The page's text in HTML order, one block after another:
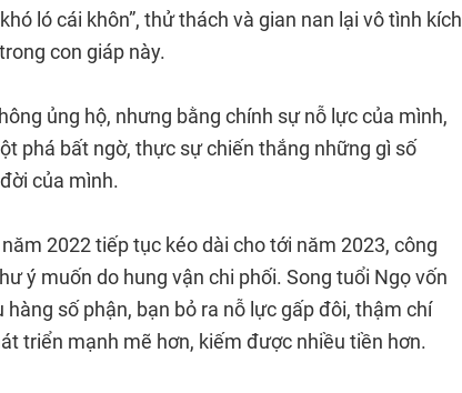
ló cái khôn”, thử thách và gian nan lại vô tình kích
con giáp này.
ủng hộ, nhưng bằng chính sự nỗ lực của mình,
phá bất ngờ, thực sự chiến thắng những gì số
của mình.
2022 tiếp tục kéo dài cho tới năm 2023, công
ý muốn do hung vận chi phối. Song tuổi Ngọ vốn
số phận, bạn bỏ ra nỗ lực gấp đôi, thậm chí
triển mạnh mẽ hơn, kiếm được nhiều tiền hơn.